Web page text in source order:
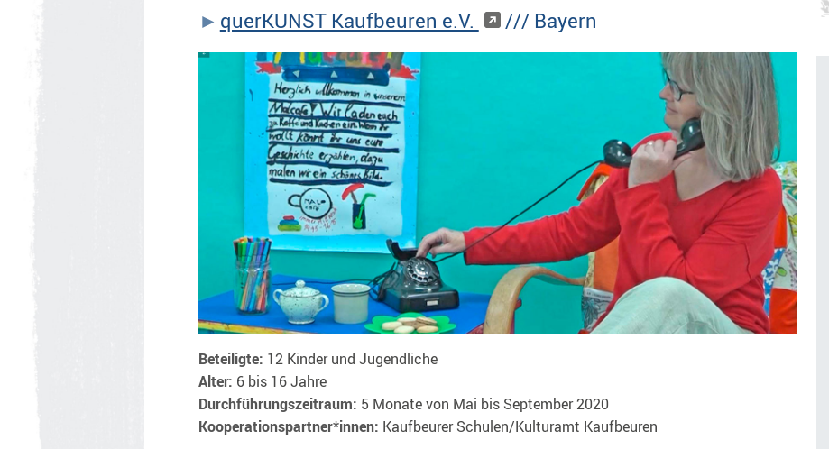
querKUNST Kaufbeuren e.V. /// Bayern
Beteiligte: 12 Kinder und Jugendliche
Alter: 6 bis 16 Jahre
Durchführungszeitraum: 5 Monate von Mai bis September 2020
Kooperationspartner*innen: Kaufbeurer Schulen/Kulturamt Kaufbeuren